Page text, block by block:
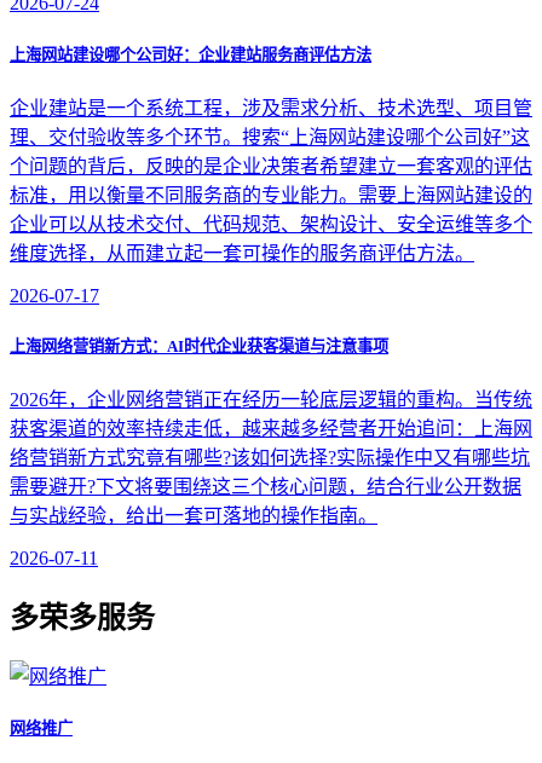
上海网站建设哪个公司好：企业建站服务商评估方法
企业建站是一个系统工程，涉及需求分析、技术选型、项目管
理、交付验收等多个环节。搜索“上海网站建设哪个公司好”这
个问题的背后，反映的是企业决策者希望建立一套客观的评估
标准，用以衡量不同服务商的专业能力。需要上海网站建设的
企业可以从技术交付、代码规范、架构设计、安全运维等多个
维度选择，从而建立起一套可操作的服务商评估方法。
2026-07-17
上海网络营销新方式：AI时代企业获客渠道与注意事项
2026年，企业网络营销正在经历一轮底层逻辑的重构。当传统
获客渠道的效率持续走低，越来越多经营者开始追问：上海网
络营销新方式究竟有哪些?该如何选择?实际操作中又有哪些坑
需要避开?下文将要围绕这三个核心问题，结合行业公开数据
与实战经验，给出一套可落地的操作指南。
2026-07-11
多荣多服务
网络推广